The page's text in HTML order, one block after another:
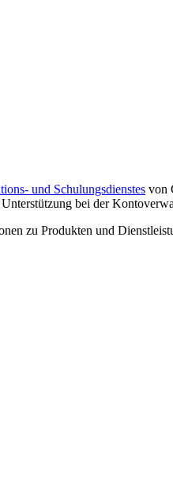
und Schulungsdienstes von
bei der
zu Produkten und